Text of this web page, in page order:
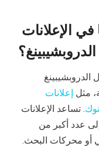
الإعلانات
مثل إعلانات
. تساعد الإعلانات
عدد أكبر من
أو محركات البحث.